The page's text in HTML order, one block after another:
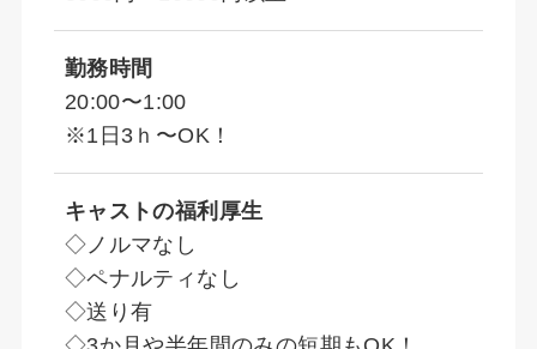
勤務時間
20:00〜1:00
※1日3ｈ〜OK！
キャストの福利厚生
◇ノルマなし
◇ペナルティなし
◇送り有